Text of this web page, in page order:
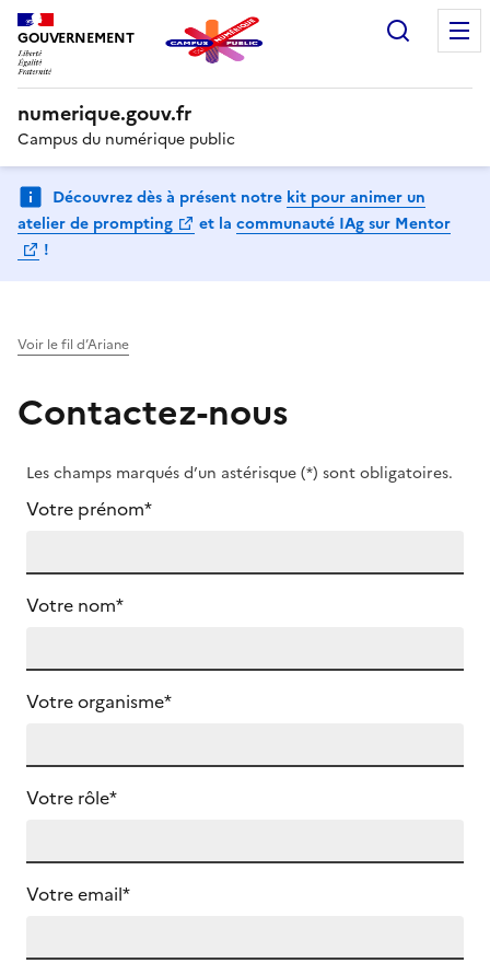
GOUVERNEMENT
numerique.gouv.fr
Campus du numérique public
Découvrez dès à présent notre
(Ouvre une nouvelle fenêtre)
kit pour animer un
atelier de prompting
et la
(Ouvre une nouvelle fenêtre)
communauté IAg sur Mentor
!
Voir le fil d’Ariane
Contactez-nous
Les champs marqués d’un astérisque (*) sont obligatoires.
Votre prénom*
Votre nom*
Votre organisme*
Votre rôle*
Votre email*